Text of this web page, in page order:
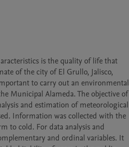
is the quality of life that
of the city of El Grullo, Jalisco,
to carry out an environmental
Municipal Alameda. The objective of
and estimation of meteorological
Information was collected with the
to cold. For data analysis and
and ordinal variables. It